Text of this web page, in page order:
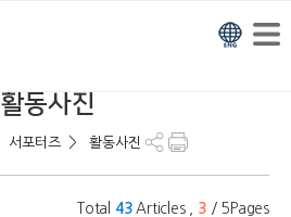
활동사진
서포터즈> 활동사진
Total 43Articles , 3 / 5Pages